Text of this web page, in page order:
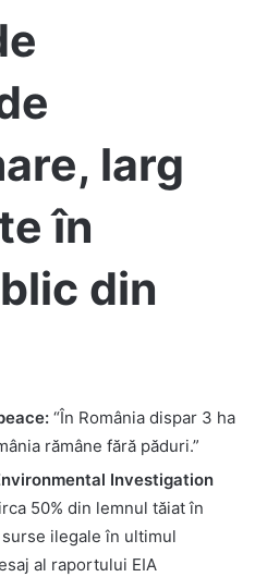
larg
în
din
“În România dispar 3 ha
rămâne fără păduri.”
Investigation
50% din lemnul tăiat în
ilegale în ultimul
al raportului EIA